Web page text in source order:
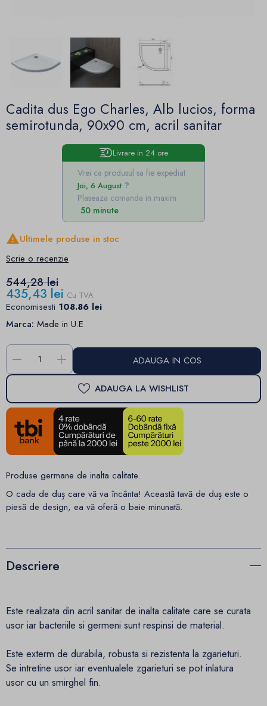
Cadita dus Ego Charles, Alb lucios, forma
semirotunda, 90x90 cm, acril sanitar
Livrare in 24 ore
Vrei ca produsul sa fie expediat
Joi, 6 August
Plaseaza comanda in maxim
50 minute
Ultimele produse in stoc
Scrie o recenzie
544,28 lei
435,43 lei Cu TVA
Economisesti 108.86 lei
Marca: Made in U.E
- + ADAUGA IN COS
ADAUGA LA WISHLIST
Produse germane de inalta calitate.
O cada de duș care vă va încânta! Această tavă de duș este o
piesă de design, ea vă oferă o baie minunată.
Descriere
Este realizata din acril sanitar de inalta calitate care se curata
usor iar bacteriile si germeni sunt respinsi de material.
Este exterm de durabila, robusta si rezistenta la zgarieturi.
Se intretine usor iar eventualele zgarieturi se pot inlatura
usor cu un smirghel fin.